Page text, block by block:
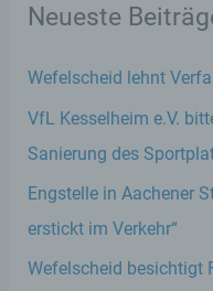
Neueste
Wefelscheid lehnt
VfL Kesselheim e.V.
Sanierung des
Engstelle in Aachener
erstickt im Verkehr“
Wefelscheid besichtigt